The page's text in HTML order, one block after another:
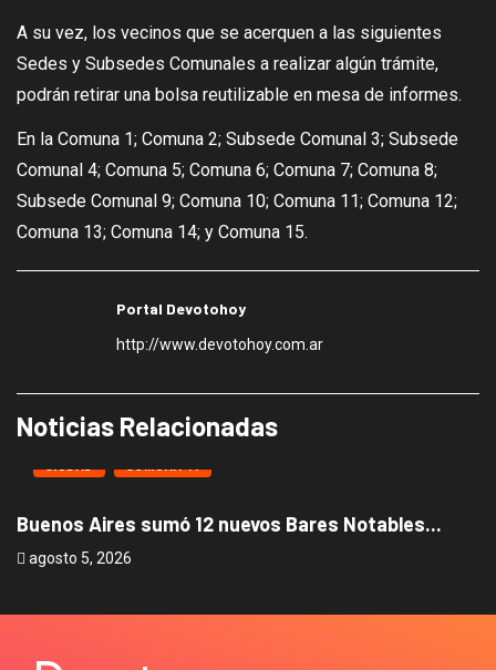
A su vez, los vecinos que se acerquen a las siguientes
Sedes y Subsedes Comunales a realizar algún trámite,
podrán retirar una bolsa reutilizable en mesa de informes.
En la Comuna 1; Comuna 2; Subsede Comunal 3; Subsede
Comunal 4; Comuna 5; Comuna 6; Comuna 7; Comuna 8;
Subsede Comunal 9; Comuna 10; Comuna 11; Comuna 12;
Comuna 13; Comuna 14; y Comuna 15.
Portal Devotohoy
http://www.devotohoy.com.ar
Noticias Relacionadas
CIUDAD COMUNA 11
Buenos Aires sumó 12 nuevos Bares Notables...
agosto 5, 2026